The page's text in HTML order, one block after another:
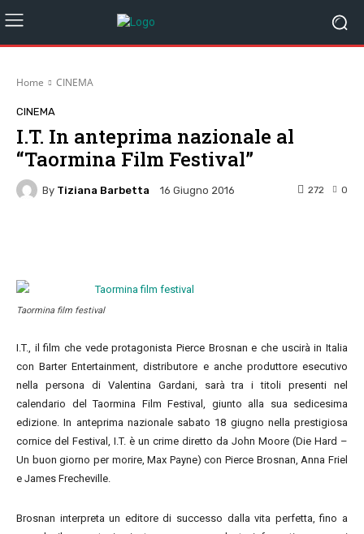
Home CINEMA
CINEMA
I.T. In anteprima nazionale al
“Taormina Film Festival”
By Tiziana Barbetta 16 Giugno 2016 0
272
Taormina film festival
I.T., il film che vede protagonista Pierce Brosnan e che uscirà in Italia
con Barter Entertainment, distributore e anche produttore esecutivo
nella persona di Valentina Gardani, sarà tra i titoli presenti nel
calendario del Taormina Film Festival, giunto alla sua sedicesima
edizione. In anteprima nazionale sabato 18 giugno nella prestigiosa
cornice del Festival, I.T. è un crime diretto da John Moore (Die Hard –
Un buon giorno per morire, Max Payne) con Pierce Brosnan, Anna Friel
e James Frecheville.
Brosnan interpreta un editore di successo dalla vita perfetta, fino a